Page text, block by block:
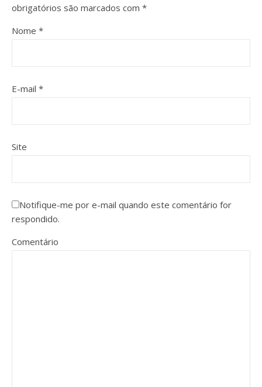
obrigatórios são marcados com *
Nome *
E-mail *
Site
Notifique-me por e-mail quando este comentário for
respondido.
Comentário